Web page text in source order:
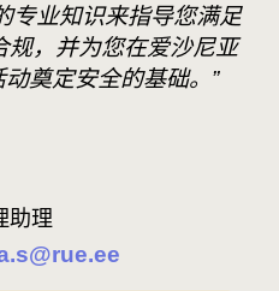
专业知识来指导您满足
规，并为您在爱沙尼亚
奠定安全的基础。”
助理